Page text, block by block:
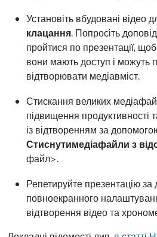
Установіть вбудовані відео
клацання. Попросіть
пройтися по презентації,
вони мають доступ і можуть
відтворювати медіавміст.
Стискання великих
підвищення
із відтворенням за
Стиснутимедіафайли з
файл>.
Репетируйте презентацію
повноекранного
відтворення відео та